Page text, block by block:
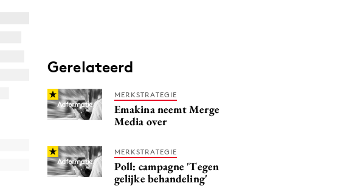
Gerelateerd
MERKSTRATEGIE
Emakina neemt Merge
Media over
MERKSTRATEGIE
Poll: campagne 'Tegen
gelijke behandeling'